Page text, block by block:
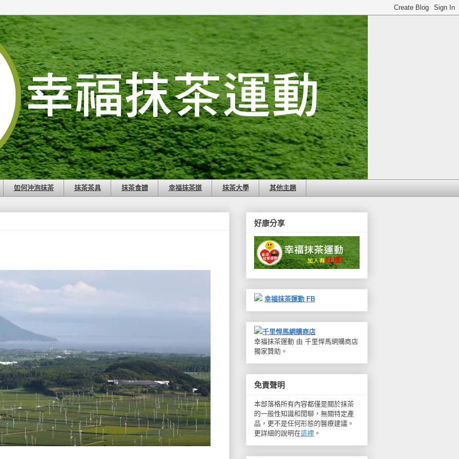
如何沖泡抹茶 抹茶茶具 抹茶食譜 幸福抹茶道 抹茶大學 其他主題
好康分享
幸福抹茶運動 FB
千里悍馬網購商店
幸福抹茶運動 由 千里悍馬網購商店
獨家贊助。
免責聲明
本部落格所有內容都僅是關於抹茶
的一般性知識和閒聊，無關特定產
品，更不是任何形態的醫療建議。
更詳細的說明在這裡 。